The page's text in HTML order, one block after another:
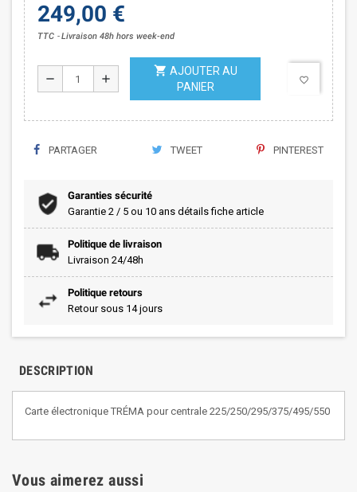
249,00 €
TTC Livraison 48h hors week-end
remove add
shopping_cart AJOUTER AU
PANIER
favorite_border
PARTAGER TWEET PINTEREST
Garanties sécurité
Garantie 2 / 5 ou 10 ans détails fiche article
Politique de livraison
Livraison 24/48h
Politique retours
Retour sous 14 jours
DESCRIPTION
Carte électronique TRÉMA pour centrale 225/250/295/375/495/550
Vous aimerez aussi